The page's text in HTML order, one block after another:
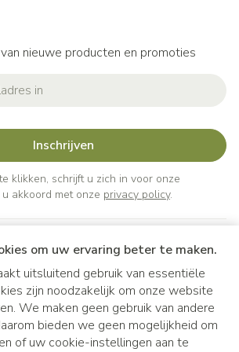
om uw ervaring beter te maken.
uitsluitend gebruik van essentiële
zijn noodzakelijk om onze website
We maken geen gebruik van andere
bieden we geen mogelijkheid om
of uw cookie-instellingen aan te
nieuwe producten en promoties
Inschrijven
klikken, schrijft u zich in voor onze
akkoord met onze privacy policy.